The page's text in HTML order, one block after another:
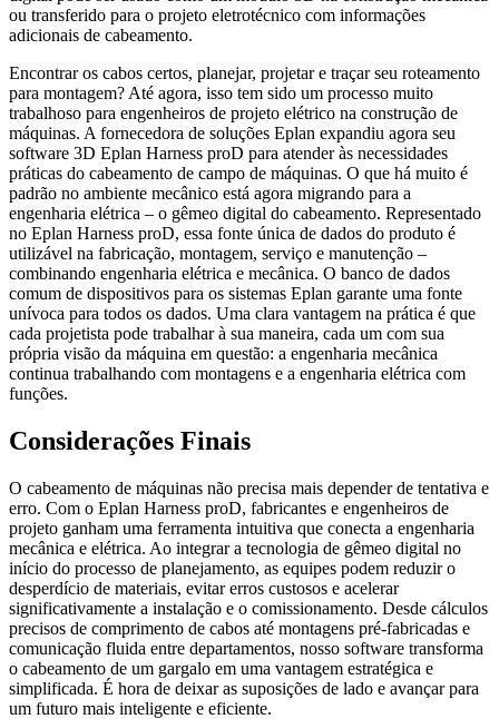
ou transferido para o projeto eletrotécnico com informações
adicionais de cabeamento.
Encontrar os cabos certos, planejar, projetar e traçar seu roteamento
para montagem? Até agora, isso tem sido um processo muito
trabalhoso para engenheiros de projeto elétrico na construção de
máquinas. A fornecedora de soluções Eplan expandiu agora seu
software 3D Eplan Harness proD para atender às necessidades
práticas do cabeamento de campo de máquinas. O que há muito é
padrão no ambiente mecânico está agora migrando para a
engenharia elétrica – o gêmeo digital do cabeamento. Representado
no Eplan Harness proD, essa fonte única de dados do produto é
utilizável na fabricação, montagem, serviço e manutenção –
combinando engenharia elétrica e mecânica. O banco de dados
comum de dispositivos para os sistemas Eplan garante uma fonte
unívoca para todos os dados. Uma clara vantagem na prática é que
cada projetista pode trabalhar à sua maneira, cada um com sua
própria visão da máquina em questão: a engenharia mecânica
continua trabalhando com montagens e a engenharia elétrica com
funções.
Considerações Finais
O cabeamento de máquinas não precisa mais depender de tentativa e
erro. Com o Eplan Harness proD, fabricantes e engenheiros de
projeto ganham uma ferramenta intuitiva que conecta a engenharia
mecânica e elétrica. Ao integrar a tecnologia de gêmeo digital no
início do processo de planejamento, as equipes podem reduzir o
desperdício de materiais, evitar erros custosos e acelerar
significativamente a instalação e o comissionamento. Desde cálculos
precisos de comprimento de cabos até montagens pré-fabricadas e
comunicação fluida entre departamentos, nosso software transforma
o cabeamento de um gargalo em uma vantagem estratégica e
simplificada. É hora de deixar as suposições de lado e avançar para
um futuro mais inteligente e eficiente.